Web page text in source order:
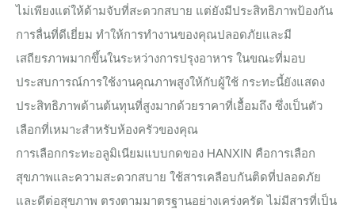
ไม่เพียงแต่ให้ด้ามจับที่สะดวกสบาย แต่ยังมีประสิทธิภาพป้องกัน
การลื่นที่ดีเยี่ยม ทำให้การทำงานของคุณปลอดภัยและมี
เสถียรภาพมากขึ้นในระหว่างการปรุงอาหาร ในขณะที่มอบ
ประสบการณ์การใช้งานคุณภาพสูงให้กับผู้ใช้ กระทะนี้ยังแสดง
ประสิทธิภาพด้านต้นทุนที่สูงมากด้วยราคาที่เอื้อมถึง ซึ่งเป็นตัว
เลือกที่เหมาะสำหรับห้องครัวของคุณ
การเลือกกระทะอลูมิเนียมแบบกดของ HANXIN คือการเลือก
สุขภาพและความสะดวกสบาย ใช้สารเคลือบกันติดที่ปลอดภัย
และดีต่อสุขภาพ ตรงตามมาตรฐานอย่างเคร่งครัด ไม่มีสารที่เป็น